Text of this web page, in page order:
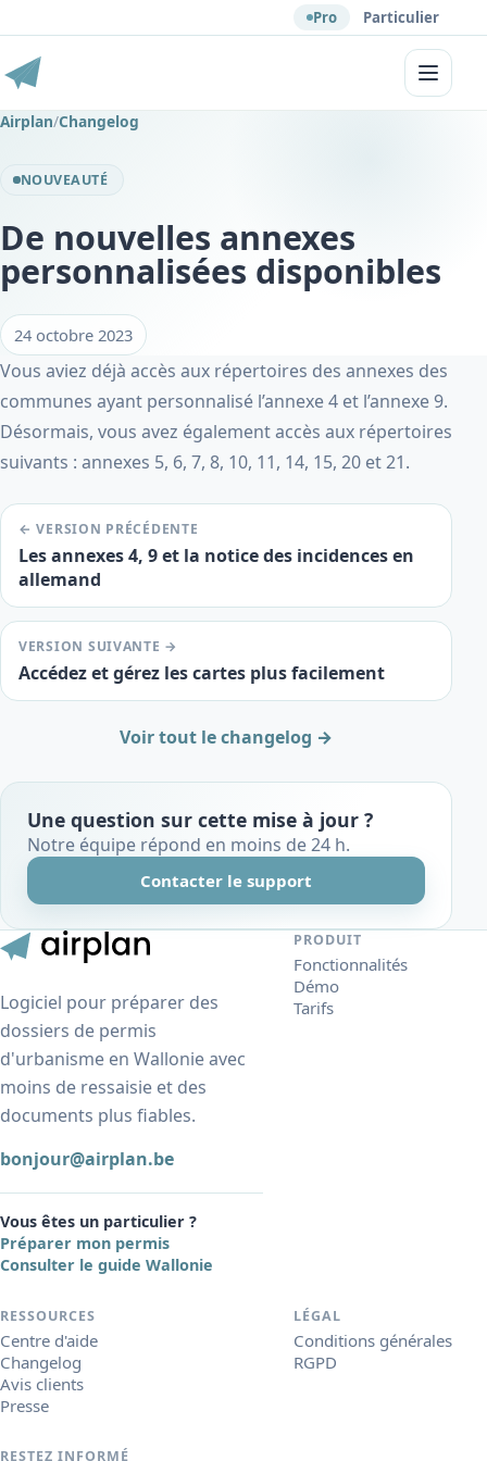
Pro Particulier
Menu
Airplan/Changelog
NOUVEAUTÉ
De nouvelles annexes
personnalisées disponibles
24 octobre 2023
Vous aviez déjà accès aux répertoires des annexes des
communes ayant personnalisé l’annexe 4 et l’annexe 9.
Désormais, vous avez également accès aux répertoires
suivants : annexes 5, 6, 7, 8, 10, 11, 14, 15, 20 et 21.
← VERSION PRÉCÉDENTE
Les annexes 4, 9 et la notice des incidences en
allemand
VERSION SUIVANTE →
Accédez et gérez les cartes plus facilement
Voir tout le changelog →
Une question sur cette mise à jour ?
Notre équipe répond en moins de 24 h.
Contacter le support
Logiciel pour préparer des
dossiers de permis
d'urbanisme en Wallonie avec
moins de ressaisie et des
documents plus fiables.
bonjour@airplan.be
Vous êtes un particulier ?
Préparer mon permis
Consulter le guide Wallonie
PRODUIT
Fonctionnalités
Démo
Tarifs
RESSOURCES
Centre d'aide
Changelog
Avis clients
Presse
LÉGAL
Conditions générales
RGPD
RESTEZ INFORMÉ